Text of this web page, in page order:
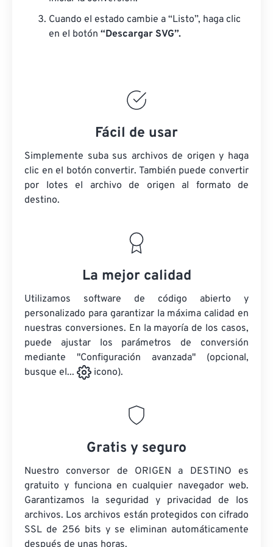
Cuando el estado cambie a “Listo”, haga clic
en el botón “Descargar SVG”.
Fácil de usar
Simplemente suba sus archivos de origen y haga
clic en el botón convertir. También puede convertir
por lotes el archivo de origen al formato de
destino.
La mejor calidad
Utilizamos software de código abierto y
personalizado para garantizar la máxima calidad en
nuestras conversiones. En la mayoría de los casos,
puede ajustar los parámetros de conversión
mediante "Configuración avanzada" (opcional,
busque el...
icono).
Gratis y seguro
Nuestro conversor de ORIGEN a DESTINO es
gratuito y funciona en cualquier navegador web.
Garantizamos la seguridad y privacidad de los
archivos. Los archivos están protegidos con cifrado
SSL de 256 bits y se eliminan automáticamente